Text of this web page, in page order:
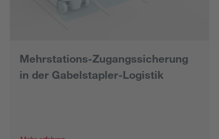
Mehrstations-Zugangssicherung
in der Gabelstapler-Logistik